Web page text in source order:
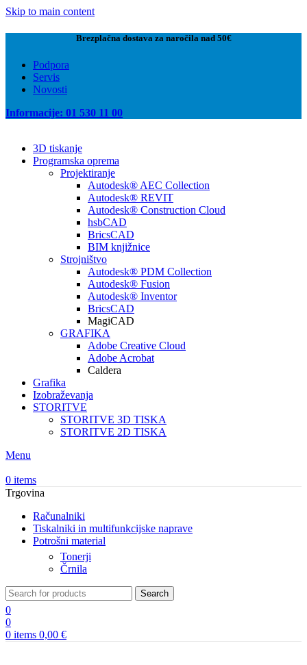
Skip to main content
Brezplačna dostava za naročila nad 50€
Podpora
Servis
Novosti
Informacije: 01 530 11 00
3D tiskanje
Programska oprema
Projektiranje
Autodesk® AEC Collection
Autodesk® REVIT
Autodesk® Construction Cloud
hsbCAD
BricsCAD
BIM knjižnice
Strojništvo
Autodesk® PDM Collection
Autodesk® Fusion
Autodesk® Inventor
BricsCAD
MagiCAD
GRAFIKA
Adobe Creative Cloud
Adobe Acrobat
Caldera
Grafika
Izobraževanja
STORITVE
STORITVE 3D TISKA
STORITVE 2D TISKA
Menu
0 items
Trgovina
Računalniki
Tiskalniki in multifunkcijske naprave
Potrošni material
Tonerji
Črnila
Search
0
0
0 items 0,00 €